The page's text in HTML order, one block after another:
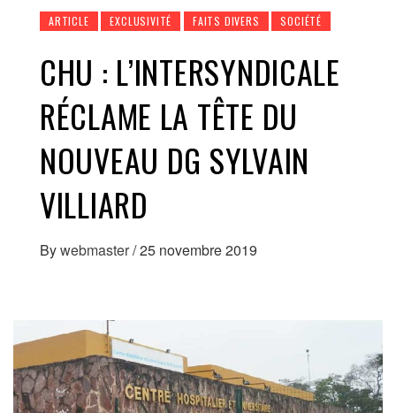
ARTICLE EXCLUSIVITÉ FAITS DIVERS SOCIÉTÉ
CHU : L’INTERSYNDICALE
RÉCLAME LA TÊTE DU
NOUVEAU DG SYLVAIN
VILLIARD
Bywebmaster/25 novembre 2019